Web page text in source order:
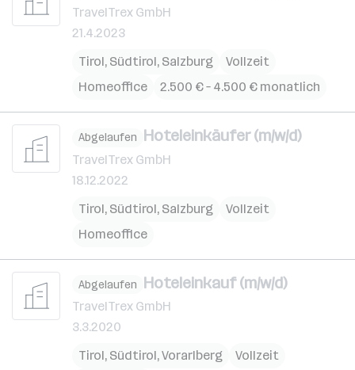
TravelTrex GmbH
21.4.2023
Tirol, Südtirol, Salzburg
Vollzeit
Homeoffice
2.500 € – 4.500 € monatlich
Abgelaufen Hoteleinkäufer (m/w/d)
TravelTrex GmbH
18.12.2022
Tirol, Südtirol, Salzburg
Vollzeit
Homeoffice
Abgelaufen Hoteleinkauf (m/w/d)
TravelTrex GmbH
3.3.2020
Tirol, Südtirol,Vorarlberg
Vollzeit